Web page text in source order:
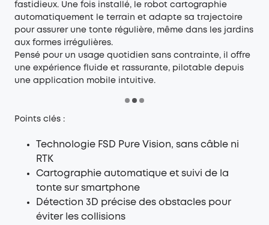
fastidieux. Une fois installé, le robot cartographie
automatiquement le terrain et adapte sa trajectoire
pour assurer une tonte régulière, même dans les jardins
aux formes irrégulières.
Pensé pour un usage quotidien sans contrainte, il offre
une expérience fluide et rassurante, pilotable depuis
une application mobile intuitive.
Points clés :
Technologie FSD Pure Vision, sans câble ni
RTK
Cartographie automatique et suivi de la
tonte sur smartphone
Détection 3D précise des obstacles pour
éviter les collisions